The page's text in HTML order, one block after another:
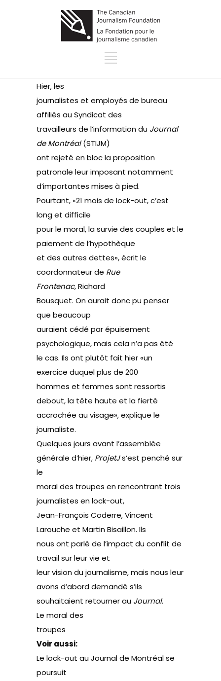
Hier, les
journalistes et employés de bureau
affiliés au Syndicat des
travailleurs de l’information du Journal
de Montréal(STIJM)
ont rejeté en bloc la proposition
patronale leur imposant notamment
d’importantes mises à pied.
Pourtant, «21 mois de lock-out, c’est
long et difficile
pour le moral, la survie des couples et le
paiement de l’hypothèque
et des autres dettes»,écrit le
coordonnateur de Rue
Frontenac, Richard
Bousquet. On aurait donc pu penser
que beaucoup
auraient cédé par épuisement
psychologique, mais cela n’a pas été
le cas. Ils ont plutôt fait hier «un
exercice duquel plus de 200
hommes et femmes sont ressortis
debout, la tête haute et la fierté
accrochée au visage», explique le
journaliste.
Quelques jours avant l’assemblée
générale d’hier, ProjetJs’est penché sur
le
moral des troupes en rencontrant trois
journalistes en lock-out,
Jean-François Coderre, Vincent
Larouche et Martin Bisaillon. Ils
nous ont parlé de l’impact du conflit de
travail sur leur vie et
leur vision du journalisme, mais nous leur
avons d’abord demandé s’ils
souhaitaient retourner au Journal.
Le moral des
troupes
Voir aussi:
Le lock-out au Journal de Montréal se
poursuit